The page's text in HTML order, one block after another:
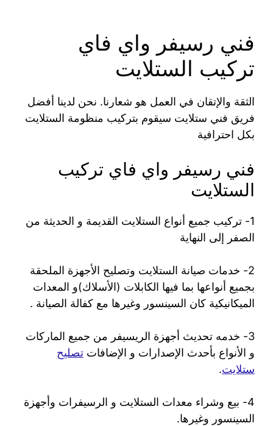
فني رسيفر واي فاي
تركيب الستلايت
الثقة والإتقان في العمل هو شعارنا. نحن لدينا أفضل
فريق فني ستلايت سيقوم بتركيب منظومة الستلايت
بكل احترافية
فني رسيفر واي فاي تركيب
الستلايت
1- تركيب جميع أنواع الستلايت القديمة و الحديثة من
الصفر إلى النهاية
2- خدمات صيانة الستلايت وتصليح الأجهزة الملحقة
بجميع أنواعها بما فيها الكابلات (الأسلاك)و المعدات
الميكانيكية كان السينسور وغيرها مع كفالة الصيانة .
3- خدمه تحديث أجهزة الريسيفر من جميع الماركات
و الأنواع بأحدث الإصدارات و الإضافات تصليح
ستلايت.
4- بيع وشراء معدات الستلايت و الرسيفرات وأجهزة
السينسور وغيرها.